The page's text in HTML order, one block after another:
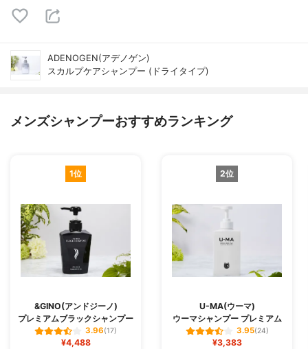
ADENOGEN(アデノゲン)
スカルプケアシャンプー (ドライタイプ)
メンズシャンプーおすすめランキング
1位
&GINO(アンドジーノ)
プレミアムブラックシャンプー
3.96(17)
¥4,488
2位
U-MA(ウーマ)
ウーマシャンプー プレミアム
3.95(24)
¥3,383